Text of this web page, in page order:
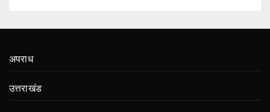
अपराध
उत्तराखंड